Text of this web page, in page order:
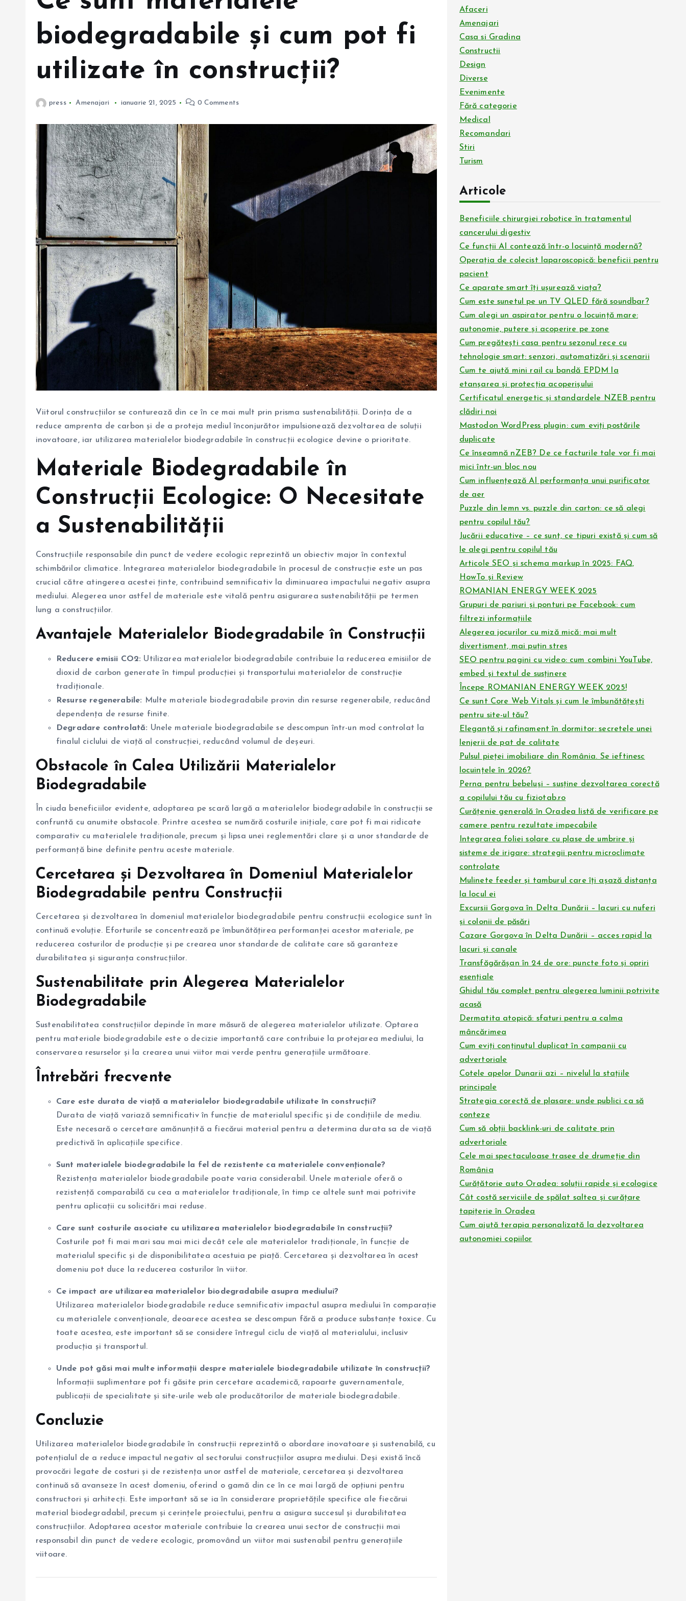
biodegradabile și cum pot fi
utilizate în construcții?
press Amenajari ianuarie 21, 2025 0 Comments
Viitorul construcțiilor se conturează din ce în ce mai mult prin prisma sustenabilității. Dorința de a
reduce amprenta de carbon și de a proteja mediul înconjurător impulsionează dezvoltarea de soluții
inovatoare, iar utilizarea materialelor biodegradabile în construcții ecologice devine o prioritate.
Materiale Biodegradabile în
Construcții Ecologice: O Necesitate
a Sustenabilității
Construcțiile responsabile din punct de vedere ecologic reprezintă un obiectiv major în contextul
schimbărilor climatice. Integrarea materialelor biodegradabile în procesul de construcție este un pas
crucial către atingerea acestei ținte, contribuind semnificativ la diminuarea impactului negativ asupra
mediului. Alegerea unor astfel de materiale este vitală pentru asigurarea sustenabilității pe termen
lung a construcțiilor.
Avantajele Materialelor Biodegradabile în Construcții
Reducere emisii CO2: Utilizarea materialelor biodegradabile contribuie la reducerea emisiilor de
dioxid de carbon generate în timpul producției și transportului materialelor de construcție
tradiționale.
Resurse regenerabile: Multe materiale biodegradabile provin din resurse regenerabile, reducând
dependența de resurse finite.
Degradare controlată: Unele materiale biodegradabile se descompun într-un mod controlat la
finalul ciclului de viață al construcției, reducând volumul de deșeuri.
Obstacole în Calea Utilizării Materialelor
Biodegradabile
În ciuda beneficiilor evidente, adoptarea pe scară largă a materialelor biodegradabile în construcții se
confruntă cu anumite obstacole. Printre acestea se numără costurile inițiale, care pot fi mai ridicate
comparativ cu materialele tradiționale, precum și lipsa unei reglementări clare și a unor standarde de
performanță bine definite pentru aceste materiale.
Cercetarea și Dezvoltarea în Domeniul Materialelor
Biodegradabile pentru Construcții
Cercetarea și dezvoltarea în domeniul materialelor biodegradabile pentru construcții ecologice sunt în
continuă evoluție. Eforturile se concentrează pe îmbunătățirea performanței acestor materiale, pe
reducerea costurilor de producție și pe crearea unor standarde de calitate care să garanteze
durabilitatea și siguranța construcțiilor.
Sustenabilitate prin Alegerea Materialelor
Biodegradabile
Sustenabilitatea construcțiilor depinde în mare măsură de alegerea materialelor utilizate. Optarea
pentru materiale biodegradabile este o decizie importantă care contribuie la protejarea mediului, la
conservarea resurselor și la crearea unui viitor mai verde pentru generațiile următoare.
Întrebări frecvente
Care este durata de viață a materialelor biodegradabile utilizate în construcții?
Durata de viață variază semnificativ în funcție de materialul specific și de condițiile de mediu.
Este necesară o cercetare amănunțită a fiecărui material pentru a determina durata sa de viață
predictivă în aplicațiile specifice.
Sunt materialele biodegradabile la fel de rezistente ca materialele convenționale?
Rezistența materialelor biodegradabile poate varia considerabil. Unele materiale oferă o
rezistență comparabilă cu cea a materialelor tradiționale, în timp ce altele sunt mai potrivite
pentru aplicații cu solicitări mai reduse.
Care sunt costurile asociate cu utilizarea materialelor biodegradabile în construcții?
Costurile pot fi mai mari sau mai mici decât cele ale materialelor tradiționale, în funcție de
materialul specific și de disponibilitatea acestuia pe piață. Cercetarea și dezvoltarea în acest
domeniu pot duce la reducerea costurilor în viitor.
Ce impact are utilizarea materialelor biodegradabile asupra mediului?
Utilizarea materialelor biodegradabile reduce semnificativ impactul asupra mediului în comparație
cu materialele convenționale, deoarece acestea se descompun fără a produce substanțe toxice. Cu
toate acestea, este important să se considere întregul ciclu de viață al materialului, inclusiv
producția și transportul.
Unde pot găsi mai multe informații despre materialele biodegradabile utilizate în construcții?
Informații suplimentare pot fi găsite prin cercetare academică, rapoarte guvernamentale,
publicații de specialitate și site-urile web ale producătorilor de materiale biodegradabile.
Concluzie
Utilizarea materialelor biodegradabile în construcții reprezintă o abordare inovatoare și sustenabilă, cu
potențialul de a reduce impactul negativ al sectorului construcțiilor asupra mediului. Deși există încă
provocări legate de costuri și de rezistența unor astfel de materiale, cercetarea și dezvoltarea
continuă să avanseze în acest domeniu, oferind o gamă din ce în ce mai largă de opțiuni pentru
constructori și arhitecți. Este important să se ia în considerare proprietățile specifice ale fiecărui
material biodegradabil, precum și cerințele proiectului, pentru a asigura succesul și durabilitatea
construcțiilor. Adoptarea acestor materiale contribuie la crearea unui sector de construcții mai
responsabil din punct de vedere ecologic, promovând un viitor mai sustenabil pentru generațiile
viitoare.
Afaceri
Amenajari
Casa si Gradina
Constructii
Design
Diverse
Evenimente
Fără categorie
Medical
Recomandari
Stiri
Turism
Articole
Beneficiile chirurgiei robotice în tratamentul
cancerului digestiv
Ce funcții AI contează într-o locuință modernă?
Operația de colecist laparoscopică: beneficii pentru
pacient
Ce aparate smart îți ușurează viața?
Cum este sunetul pe un TV QLED fără soundbar?
Cum alegi un aspirator pentru o locuință mare:
autonomie, putere și acoperire pe zone
Cum pregătești casa pentru sezonul rece cu
tehnologie smart: senzori, automatizări și scenarii
Cum te ajută mini rail cu bandă EPDM la
etanșarea și protecția acoperișului
Certificatul energetic și standardele NZEB pentru
clădiri noi
Mastodon WordPress plugin: cum eviți postările
duplicate
Ce înseamnă nZEB? De ce facturile tale vor fi mai
mici într-un bloc nou
Cum influențează AI performanța unui purificator
de aer
Puzzle din lemn vs. puzzle din carton: ce să alegi
pentru copilul tău?
Jucării educative – ce sunt, ce tipuri există și cum să
le alegi pentru copilul tău
Articole SEO și schema markup în 2025: FAQ,
HowTo și Review
ROMANIAN ENERGY WEEK 2025
Grupuri de pariuri și ponturi pe Facebook: cum
filtrezi informațiile
Alegerea jocurilor cu miză mică: mai mult
divertisment, mai puțin stres
SEO pentru pagini cu video: cum combini YouTube,
embed și textul de susținere
Începe ROMANIAN ENERGY WEEK 2025!
Ce sunt Core Web Vitals și cum le îmbunătățești
pentru site-ul tău?
Eleganță și rafinament în dormitor: secretele unei
lenjerii de pat de calitate
Pulsul pieței imobiliare din România. Se ieftinesc
locuințele în 2026?
Perna pentru bebeluși – susține dezvoltarea corectă
a copilului tău cu fiziotab.ro
Curățenie generală în Oradea listă de verificare pe
camere pentru rezultate impecabile
Integrarea foliei solare cu plase de umbrire și
sisteme de irigare: strategii pentru microclimate
controlate
Mulinete feeder și tamburul care îți așază distanța
la locul ei
Excursii Gorgova în Delta Dunării – lacuri cu nuferi
și colonii de păsări
Cazare Gorgova în Delta Dunării – acces rapid la
lacuri și canale
Transfăgărășan în 24 de ore: puncte foto și opriri
esențiale
Ghidul tău complet pentru alegerea luminii potrivite
acasă
Dermatita atopică: sfaturi pentru a calma
mâncărimea
Cum eviți conținutul duplicat în campanii cu
advertoriale
Cotele apelor Dunarii azi – nivelul la stațiile
principale
Strategia corectă de plasare: unde publici ca să
conteze
Cum să obții backlink-uri de calitate prin
advertoriale
Cele mai spectaculoase trasee de drumeție din
România
Curățătorie auto Oradea: soluții rapide și ecologice
Cât costă serviciile de spălat saltea și curățare
tapițerie în Oradea
Cum ajută terapia personalizată la dezvoltarea
autonomiei copiilor